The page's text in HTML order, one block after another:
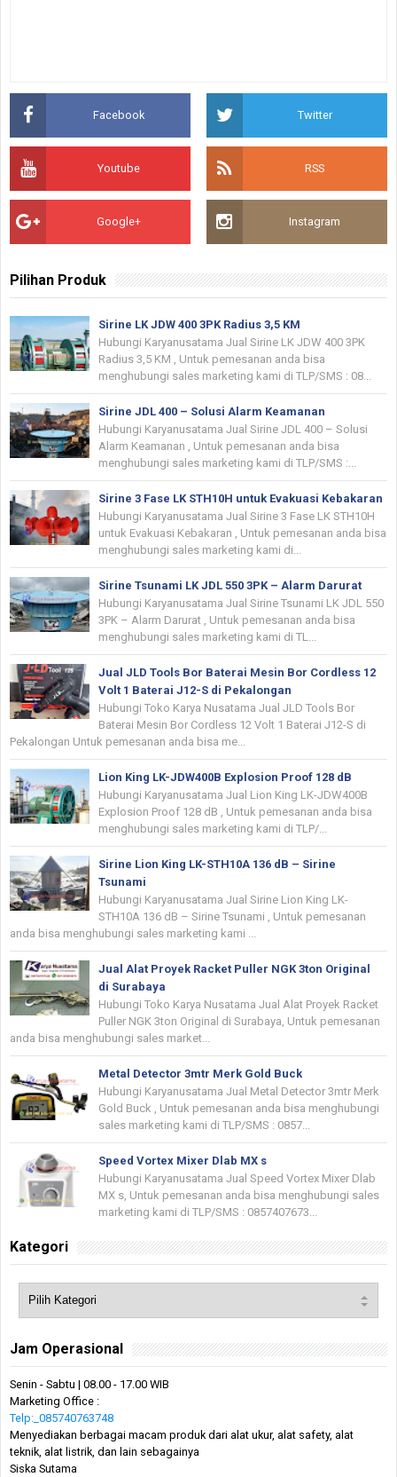
Facebook Twitter
Youtube RSS
Google+ Instagram
Pilihan Produk
Sirine LK JDW 400 3PK Radius 3,5 KM
Hubungi Karyanusatama Jual Sirine LK JDW 400 3PK
Radius 3,5 KM , Untuk pemesanan anda bisa
menghubungi sales marketing kami di TLP/SMS : 08...
Sirine JDL 400 – Solusi Alarm Keamanan
Hubungi Karyanusatama Jual Sirine JDL 400 – Solusi
Alarm Keamanan , Untuk pemesanan anda bisa
menghubungi sales marketing kami di TLP/SMS :...
Sirine 3 Fase LK STH10H untuk Evakuasi Kebakaran
Hubungi Karyanusatama Jual Sirine 3 Fase LK STH10H
untuk Evakuasi Kebakaran , Untuk pemesanan anda bisa
menghubungi sales marketing kami di...
Sirine Tsunami LK JDL 550 3PK – Alarm Darurat
Hubungi Karyanusatama Jual Sirine Tsunami LK JDL 550
3PK – Alarm Darurat , Untuk pemesanan anda bisa
menghubungi sales marketing kami di TL...
Jual JLD Tools Bor Baterai Mesin Bor Cordless 12
Volt 1 Baterai J12-S di Pekalongan
Hubungi Toko Karya Nusatama Jual JLD Tools Bor
Baterai Mesin Bor Cordless 12 Volt 1 Baterai J12-S di
Pekalongan Untuk pemesanan anda bisa me...
Lion King LK-JDW400B Explosion Proof 128 dB
Hubungi Karyanusatama Jual Lion King LK-JDW400B
Explosion Proof 128 dB , Untuk pemesanan anda bisa
menghubungi sales marketing kami di TLP/...
Sirine Lion King LK-STH10A 136 dB – Sirine
Tsunami
Hubungi Karyanusatama Jual Sirine Lion King LK-
STH10A 136 dB – Sirine Tsunami , Untuk pemesanan
anda bisa menghubungi sales marketing kami ...
Jual Alat Proyek Racket Puller NGK 3ton Original
di Surabaya
Hubungi Toko Karya Nusatama Jual Alat Proyek Racket
Puller NGK 3ton Original di Surabaya, Untuk pemesanan
anda bisa menghubungi sales market...
Metal Detector 3mtr Merk Gold Buck
Hubungi Karyanusatama Jual Metal Detector 3mtr Merk
Gold Buck , Untuk pemesanan anda bisa menghubungi
sales marketing kami di TLP/SMS : 0857...
Speed Vortex Mixer Dlab MX s
Hubungi Karyanusatama Jual Speed Vortex Mixer Dlab
MX s, Untuk pemesanan anda bisa menghubungi sales
marketing kami di TLP/SMS : 0857407673...
Kategori
Jam Operasional
Senin - Sabtu | 08.00 - 17.00 WIB
Marketing Office :
Telp:_085740763748
Menyediakan berbagai macam produk dari alat ukur, alat safety, alat
teknik, alat listrik, dan lain sebagainya
Siska Sutama